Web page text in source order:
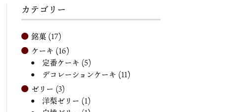
カテゴリー
銘菓 (17)
ケーキ (16)
定番ケーキ (5)
デコレーションケーキ (11)
ゼリー (3)
洋梨ゼリー (1)